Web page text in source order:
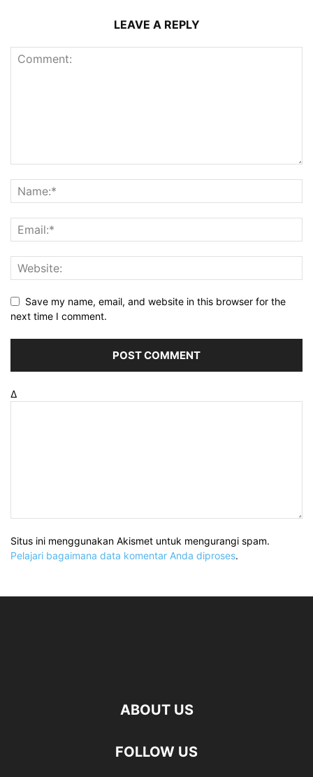
LEAVE A REPLY
Save my name, email, and website in this browser for the
next time I comment.
Δ
Situs ini menggunakan Akismet untuk mengurangi spam.
Pelajari bagaimana data komentar Anda diproses.
ABOUT US
FOLLOW US